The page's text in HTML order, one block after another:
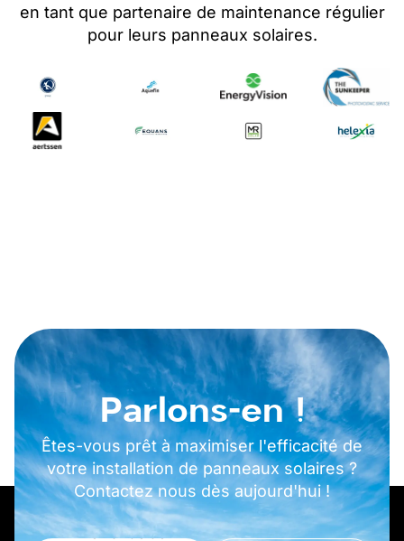
en tant que partenaire de maintenance régulier
pour leurs panneaux solaires.
Parlons-en !
Êtes-vous prêt à maximiser l'efficacité de
votre installation de panneaux solaires ?
Contactez nous dès aujourd'hui !
Demande de Prendre